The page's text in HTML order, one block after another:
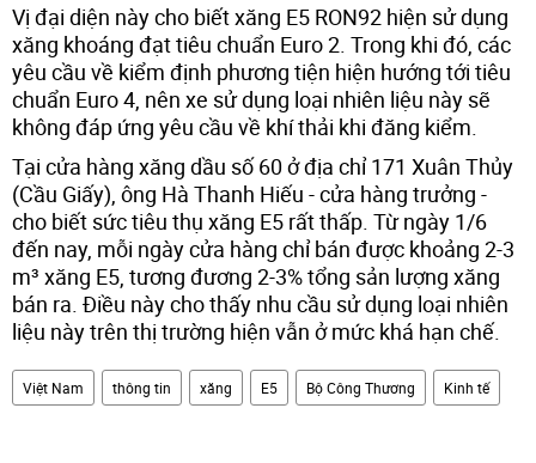
Vị đại diện này cho biết xăng E5 RON92 hiện sử dụng
xăng khoáng đạt tiêu chuẩn Euro 2. Trong khi đó, các
yêu cầu về kiểm định phương tiện hiện hướng tới tiêu
chuẩn Euro 4, nên xe sử dụng loại nhiên liệu này sẽ
không đáp ứng yêu cầu về khí thải khi đăng kiểm.
Tại cửa hàng xăng dầu số 60 ở địa chỉ 171 Xuân Thủy
(Cầu Giấy), ông Hà Thanh Hiếu - cửa hàng trưởng -
cho biết sức tiêu thụ xăng E5 rất thấp. Từ ngày 1/6
đến nay, mỗi ngày cửa hàng chỉ bán được khoảng 2-3
m³ xăng E5, tương đương 2-3% tổng sản lượng xăng
bán ra. Điều này cho thấy nhu cầu sử dụng loại nhiên
liệu này trên thị trường hiện vẫn ở mức khá hạn chế.
Việt Nam thông tin xăng E5 Bộ Công Thương Kinh tế